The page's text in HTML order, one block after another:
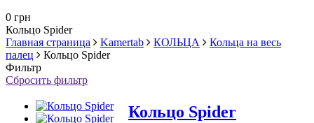
0 грн
Кольцо Spider
Главная страница
Kamertab КОЛЬЦА
Кольца на весь
палец
Кольцо Spider
Фильтр
Сбросить фильтр
Кольцо Spider